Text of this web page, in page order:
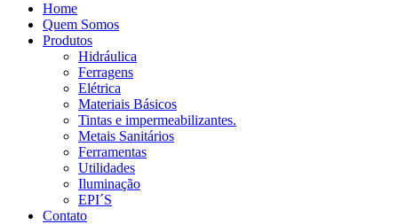
Home
Quem Somos
Produtos
Hidráulica
Ferragens
Elétrica
Materiais Básicos
Tintas e impermeabilizantes.
Metais Sanitários
Ferramentas
Utilidades
Iluminação
EPI´S
Contato